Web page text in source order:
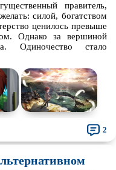
правитель,
силой, богатством
ценилось превыше
Однако за вершиной
Одиночество стало
2